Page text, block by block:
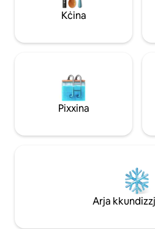
magna tal-ħasil/dryer inkluża bla
tariffa għall-pets murija hija għal 2
Kċina
Pixxina
Arja